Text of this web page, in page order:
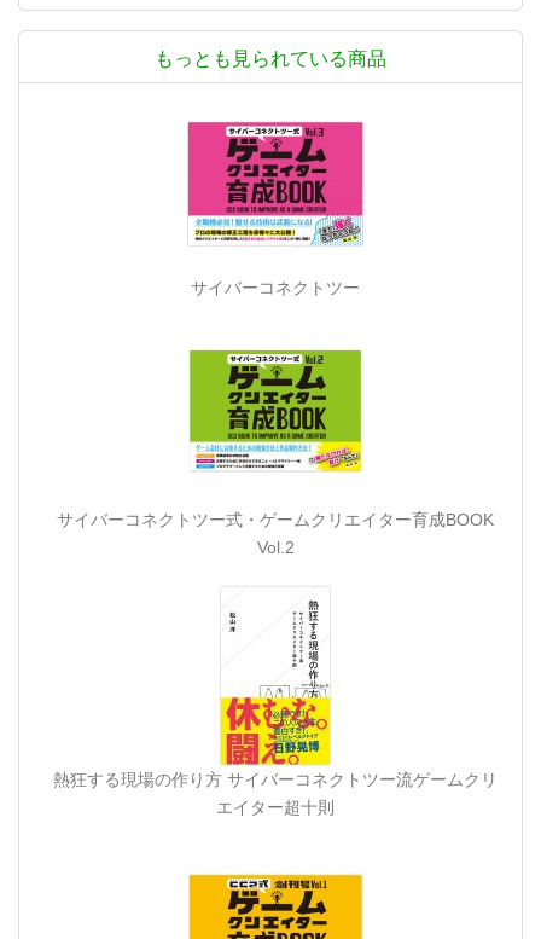
もっとも見られている商品
サイバーコネクトツー
サイバーコネクトツー式・ゲームクリエイター育成BOOK
Vol.2
熱狂する現場の作り方 サイバーコネクトツー流ゲームクリ
エイター超十則